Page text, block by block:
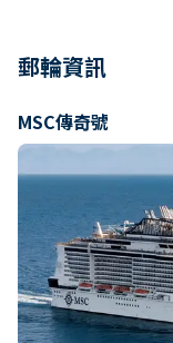
郵輪資訊
MSC傳奇號